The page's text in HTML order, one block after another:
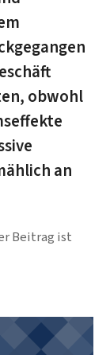
obwohl
an
Beitrag ist